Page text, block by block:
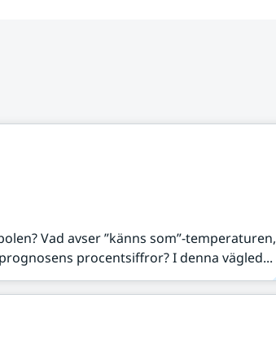
Vad avser ”känns som”-temperaturen,
procentsiffror? I denna vägled...